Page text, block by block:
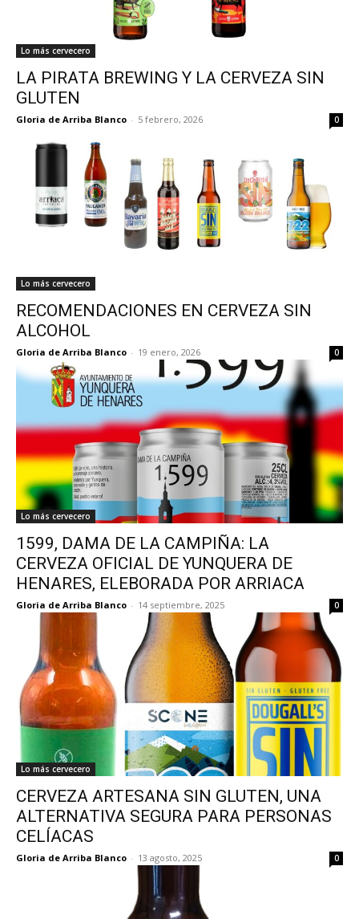
Lo más cervecero
LA PIRATA BREWING Y LA CERVEZA SIN
GLUTEN
Gloria de Arriba Blanco - 5 febrero, 2026 0
Lo más cervecero
RECOMENDACIONES EN CERVEZA SIN
ALCOHOL
Gloria de Arriba Blanco - 19 enero, 2026 0
Lo más cervecero
1599, DAMA DE LA CAMPIÑA: LA
CERVEZA OFICIAL DE YUNQUERA DE
HENARES, ELEBORADA POR ARRIACA
Gloria de Arriba Blanco - 14 septiembre, 2025 0
Lo más cervecero
CERVEZA ARTESANA SIN GLUTEN, UNA
ALTERNATIVA SEGURA PARA PERSONAS
CELÍACAS
Gloria de Arriba Blanco - 13 agosto, 2025 0